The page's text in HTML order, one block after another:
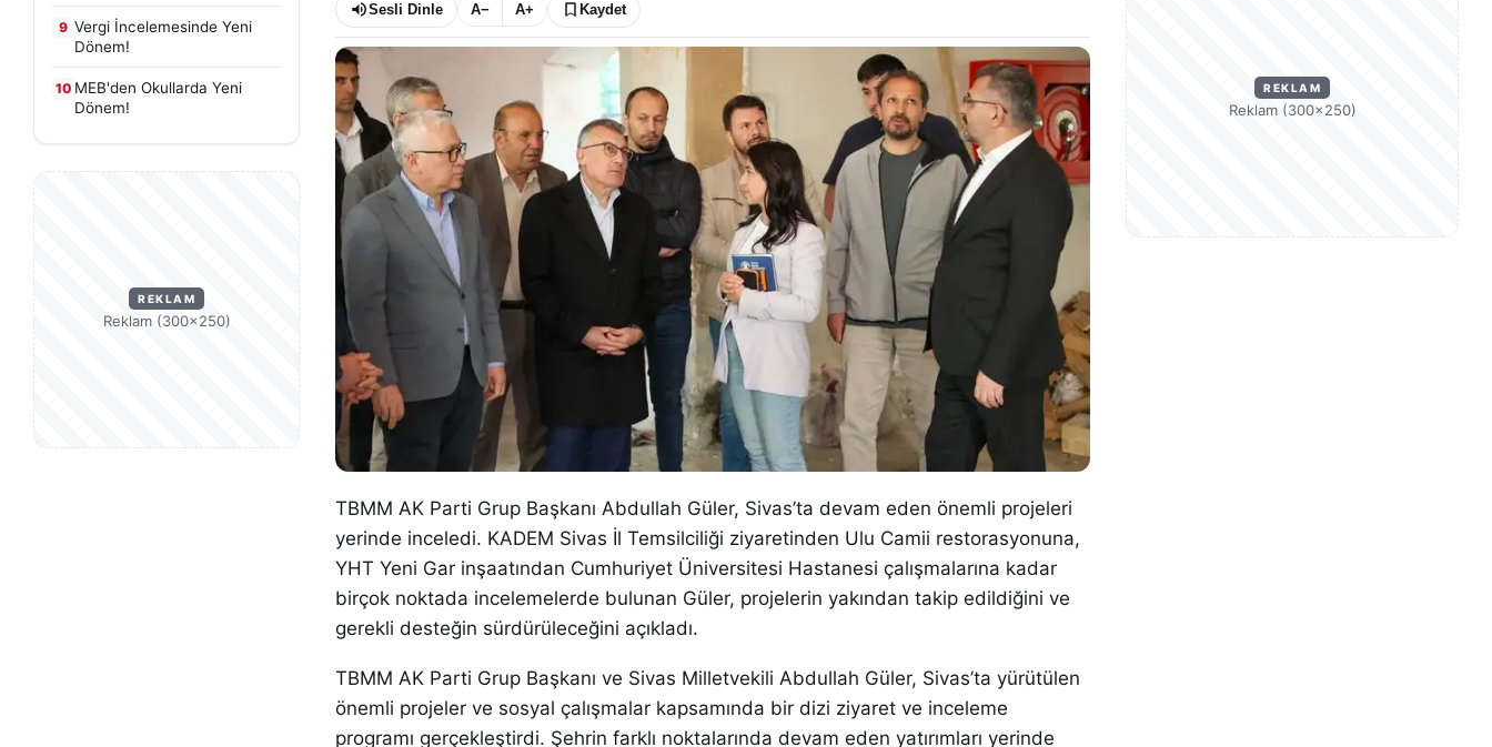
9 Vergi İncelemesinde Yeni
Dönem!
10 MEB'den Okullarda Yeni
Dönem!
REKLAM
Reklam (300×250)
Sesli Dinle A− A+ Kaydet
TBMM AK Parti Grup Başkanı Abdullah Güler, Sivas’ta devam eden önemli projeleri
yerinde inceledi. KADEM Sivas İl Temsilciliği ziyaretinden Ulu Camii restorasyonuna,
YHT Yeni Gar inşaatından Cumhuriyet Üniversitesi Hastanesi çalışmalarına kadar
birçok noktada incelemelerde bulunan Güler, projelerin yakından takip edildiğini ve
gerekli desteğin sürdürüleceğini açıkladı.
TBMM AK Parti Grup Başkanı ve Sivas Milletvekili Abdullah Güler, Sivas’ta yürütülen
önemli projeler ve sosyal çalışmalar kapsamında bir dizi ziyaret ve inceleme
programı gerçekleştirdi. Şehrin farklı noktalarında devam eden yatırımları yerinde
REKLAM
Reklam (300×250)